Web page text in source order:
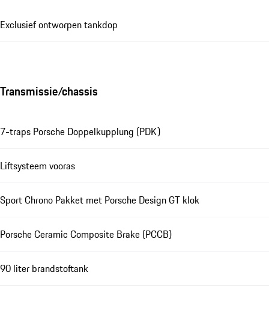
Exclusief ontworpen tankdop
Transmissie/chassis
7-traps Porsche Doppelkupplung (PDK)
Liftsysteem vooras
Sport Chrono Pakket met Porsche Design GT klok
Porsche Ceramic Composite Brake (PCCB)
90 liter brandstoftank